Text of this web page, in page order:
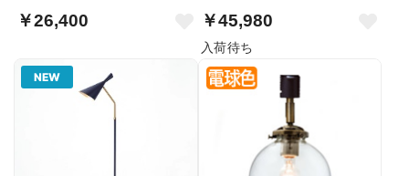
￥26,400 ￥45,980
入荷待ち
NEW